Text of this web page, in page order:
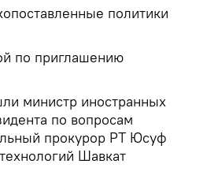
политики
по приглашению
министр иностранных
по вопросам
прокурор РТ Юсуф
Шавкат